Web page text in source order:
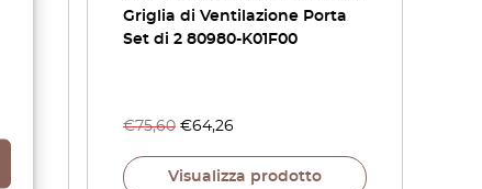
Griglia di Ventilazione Porta
Set di 2 80980-K01F00
€75,60 €64,26
Visualizza prodotto